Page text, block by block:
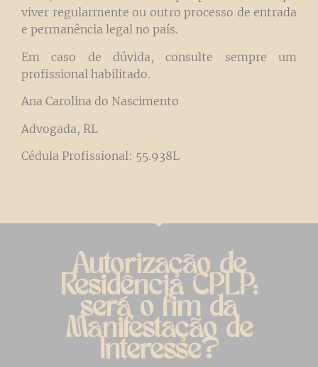
viver regularmente ou outro processo de entrada
e permanência legal no país.
Em caso de dúvida, consulte sempre um
profissional habilitado.
Ana Carolina do Nascimento
Advogada, RL
Cédula Profissional: 55.938L
Autorização de
Residência CPLP:
será o fim da
Manifestação de
Interesse?